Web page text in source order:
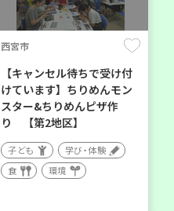
西宮市
【キャンセル待ちで受け付
けています】ちりめんモン
スター&ちりめんピザ作
り 【第2地区】
子ども
学び・体験
食
環境